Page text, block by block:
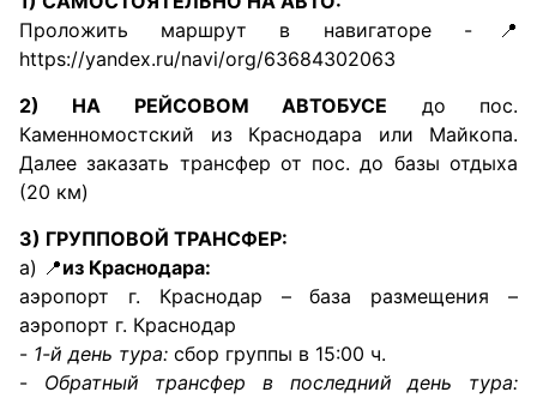
Проложить маршрут в навигаторе -📍
https://yandex.ru/navi/org/63684302063
2) НА РЕЙСОВОМ АВТОБУСЕ до пос.
Каменномостский из Краснодара или Майкопа.
Далее заказать трансфер от пос. до базы отдыха
(20 км)
3) ГРУППОВОЙ ТРАНСФЕР:
а) 📍из Краснодара:
аэропорт г. Краснодар – база размещения –
аэропорт г. Краснодар
- 1-й день тура: сбор группы в 15:00 ч.
- Обратный трансфер в последний день тура: